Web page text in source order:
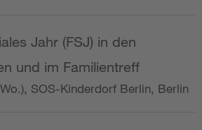
Jahr (FSJ) in den
und im Familientreff
SOS-Kinderdorf Berlin, Berlin